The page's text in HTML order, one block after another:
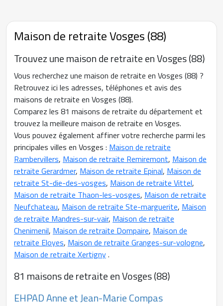
Maison de retraite Vosges (88)
Trouvez une maison de retraite en Vosges (88)
Vous recherchez une maison de retraite en Vosges (88) ?
Retrouvez ici les adresses, téléphones et avis des
maisons de retraite en Vosges (88).
Comparez les 81 maisons de retraite du département et
trouvez la meilleure maison de retraite en Vosges.
Vous pouvez également affiner votre recherche parmi les
principales villes en Vosges : Maison de retraite
Rambervillers, Maison de retraite Remiremont, Maison de
retraite Gerardmer, Maison de retraite Epinal, Maison de
retraite St-die-des-vosges, Maison de retraite Vittel,
Maison de retraite Thaon-les-vosges, Maison de retraite
Neufchateau, Maison de retraite Ste-marguerite, Maison
de retraite Mandres-sur-vair, Maison de retraite
Chenimenil, Maison de retraite Dompaire, Maison de
retraite Eloyes, Maison de retraite Granges-sur-vologne,
Maison de retraite Xertigny.
81 maisons de retraite en Vosges (88)
EHPAD Anne et Jean-Marie Compas